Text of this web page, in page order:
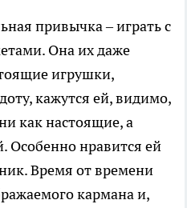
привычка – играть с
Она их даже
игрушки,
кажутся ей, видимо,
как настоящие, а
Особенно нравится ей
Время от времени
кармана и,